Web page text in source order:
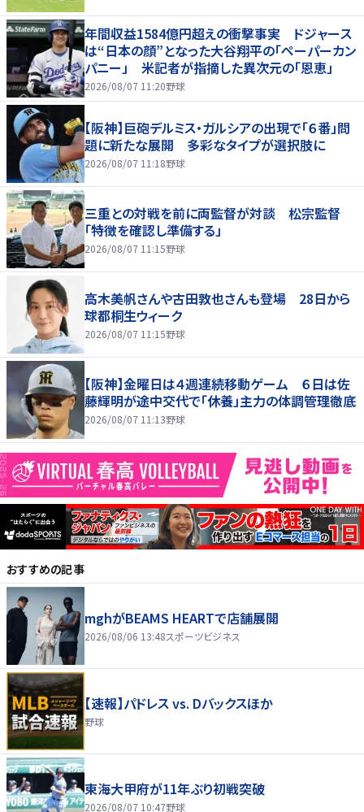
年間収益1584億円超えの衝撃事実 ドジャース
は“日本の顔”となった大谷翔平の「ペーパーカン
パニー」 米記者が指摘した異次元の「恩恵」
2026/08/07 11:20野球
【阪神】巨砲デルミス・ガルシアの出現で「６番」問
題に新たな展開 多彩なタイプが選択肢に
2026/08/07 11:18野球
三重との対戦を前に両監督が対談 松宗監督
「特徴を確認し準備する」
2026/08/07 11:15野球
高木美帆さんや古田敦也さんも登場 28日から
球都桐生ウィーク
2026/08/07 11:15野球
【阪神】金曜日は４週連続移動ゲーム ６日は佐
藤輝明が途中交代で「休養」主力の体調管理徹底
2026/08/07 11:13野球
おすすめの記事
mghがBEAMS HEARTで店舗展開
2026/08/06 13:48スポーツビジネス
【速報】パドレス vs. Dバックスほか
野球
東海大甲府が11年ぶり初戦突破
2026/08/07 10:47野球